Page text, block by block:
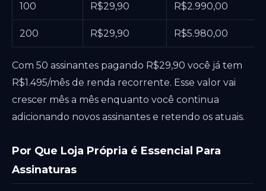
100 R$29,90 R$2.990,00
200 R$29,90 R$5.980,00
Com 50 assinantes pagando R$29,90 você já tem
R$1.495/mês de renda recorrente. Esse valor vai
crescer mês a mês enquanto você continua
adicionando novos assinantes e retendo os atuais.
Por Que Loja Própria é Essencial Para
Assinaturas